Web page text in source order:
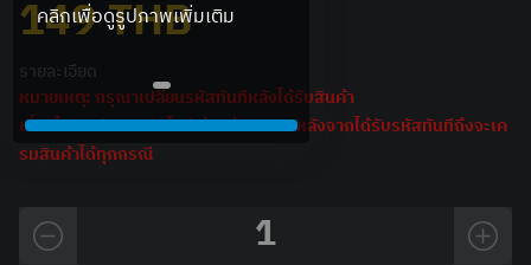
149THB
รายละเอียด
หมายเหตุ: กรุณาเปลี่ยนรหัสทันทีหลังได้รับสินค้า
เงื่อนไขการรับประกันไอดี ต้องถ่าย VDO หลังจากได้รับรหัสทันทีถึงจะเค
รมสินค้าได้ทุกกรณี
1